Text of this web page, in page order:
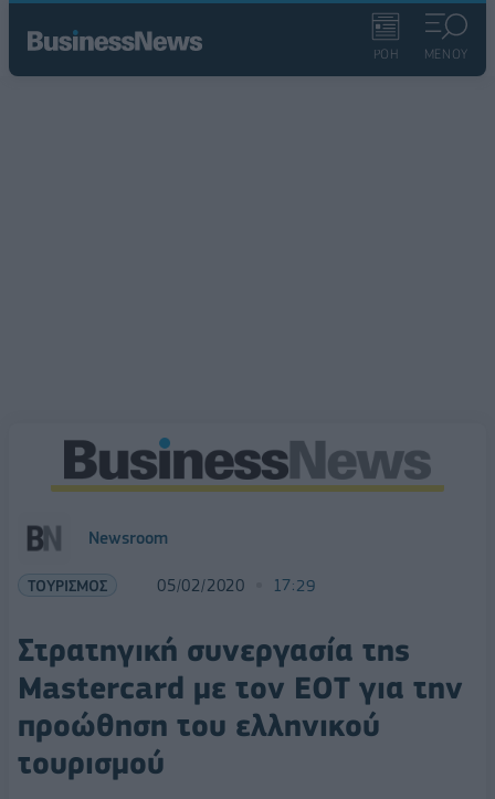
ΡΟΗ ΜΕΝΟΥ
Newsroom
ΤΟΥΡΙΣΜΟΣ 05/02/2020 17:29
Στρατηγική συνεργασία της
Mastercard με τον ΕΟΤ για την
προώθηση του ελληνικού
τουρισμού